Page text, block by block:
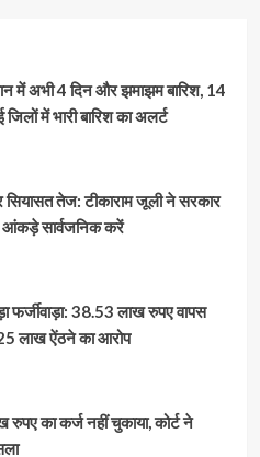
अभी 4 दिन और झमाझम बारिश, 14
में भारी बारिश का अलर्ट
सियासत तेज: टीकाराम जूली ने सरकार
आंकड़े सार्वजनिक करें
फर्जीवाड़ा: 38.53 लाख रुपए वापस
लाख ऐंठने का आरोप
का कर्ज नहीं चुकाया, कोर्ट ने